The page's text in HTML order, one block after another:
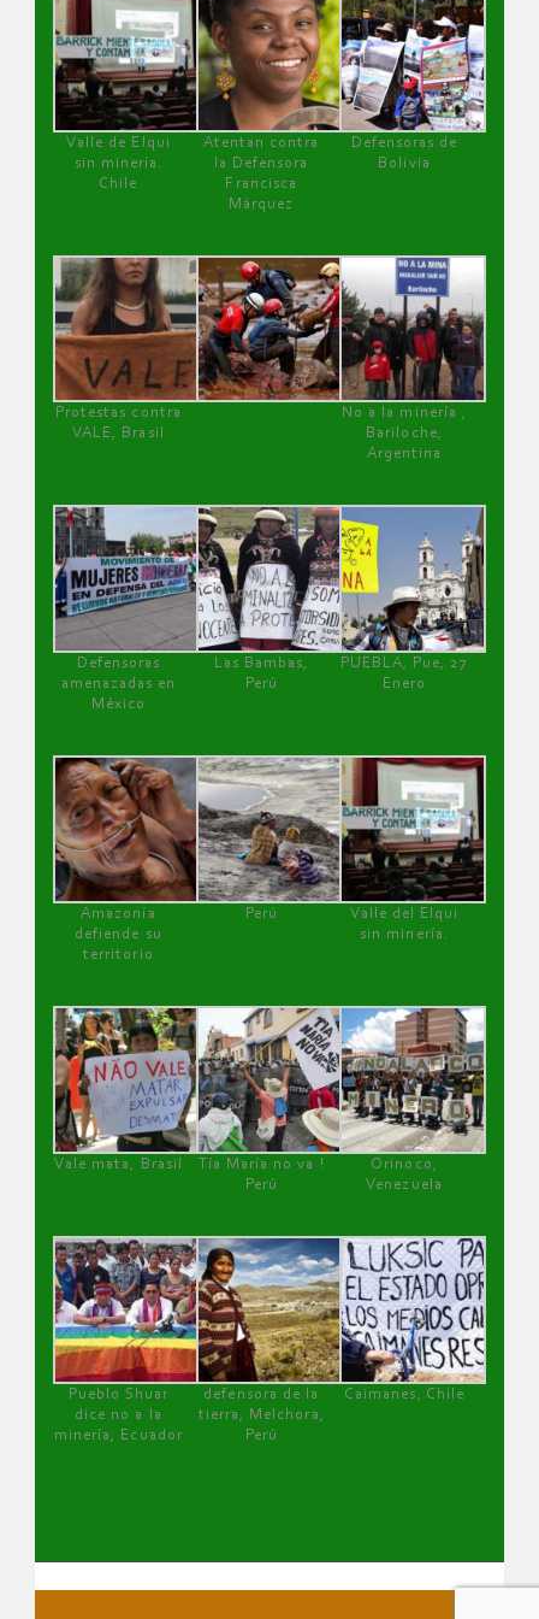
Valle de Elqui
sin minería.
Chile
Atentan contra
la Defensora
Francisca
Márquez
Defensoras de
Bolivia
Protestas contra
VALE, Brasil
No a la minería ,
Bariloche,
Argentina
Defensoras
amenazadas en
México
Las Bambas,
Perú
PUEBLA, Pue, 27
Enero
Amazonía
defiende su
territorio
Perú
Valle del Elqui
sin minería.
Vale mata, Brasil
Tía María no va !
Perú
Orinoco,
Venezuela
Pueblo Shuar
dice no a la
minería, Ecuador
defensora de la
tierra, Melchora,
Perú
Caimanes, Chile